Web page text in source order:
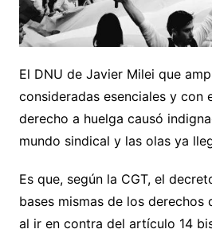
El DNU de Javier Milei que
consideradas esenciales y con
derecho a huelga causó
mundo sindical y las olas ya
Es que, según la CGT, el
bases mismas de los derechos
al ir en contra del artículo 14